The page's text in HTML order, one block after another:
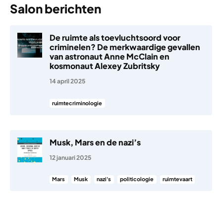
Salon berichten
De ruimte als toevluchtsoord voor
criminelen? De merkwaardige gevallen
van astronaut Anne McClain en
kosmonaut Alexey Zubritsky
14 april 2025
ruimtecriminologie
Musk, Mars en de nazi’s
12 januari 2025
Mars Musk nazi's politicologie ruimtevaart